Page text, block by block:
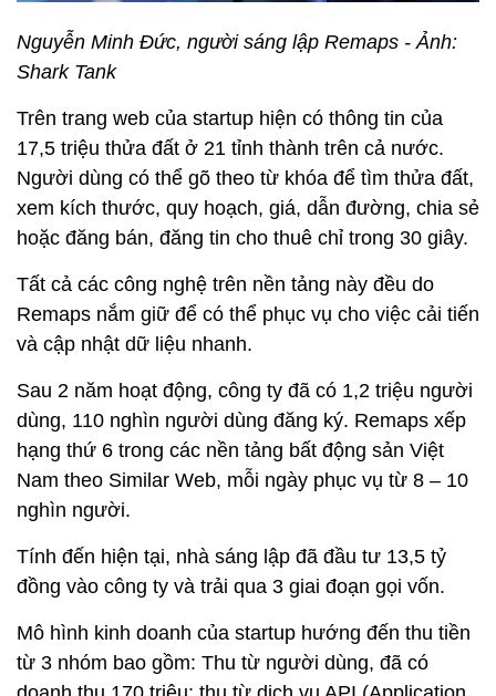
Nguyễn Minh Đức, người sáng lập Remaps - Ảnh:
Shark Tank
Trên trang web của startup hiện có thông tin của
17,5 triệu thửa đất ở 21 tỉnh thành trên cả nước.
Người dùng có thể gõ theo từ khóa để tìm thửa đất,
xem kích thước, quy hoạch, giá, dẫn đường, chia sẻ
hoặc đăng bán, đăng tin cho thuê chỉ trong 30 giây.
Tất cả các công nghệ trên nền tảng này đều do
Remaps nắm giữ để có thể phục vụ cho việc cải tiến
và cập nhật dữ liệu nhanh.
Sau 2 năm hoạt động, công ty đã có 1,2 triệu người
dùng, 110 nghìn người dùng đăng ký. Remaps xếp
hạng thứ 6 trong các nền tảng bất động sản Việt
Nam theo Similar Web, mỗi ngày phục vụ từ 8 – 10
nghìn người.
Tính đến hiện tại, nhà sáng lập đã đầu tư 13,5 tỷ
đồng vào công ty và trải qua 3 giai đoạn gọi vốn.
Mô hình kinh doanh của startup hướng đến thu tiền
từ 3 nhóm bao gồm: Thu từ người dùng, đã có